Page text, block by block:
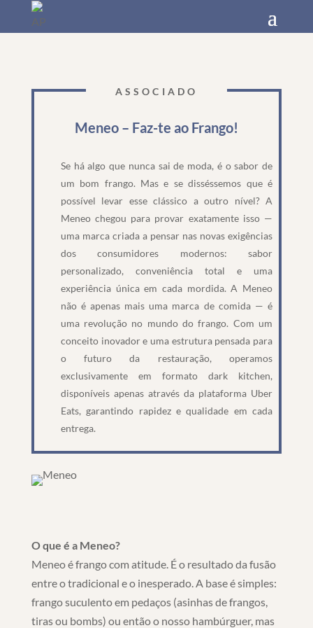
ASSOCIADO
Meneo – Faz-te ao Frango!
Se há algo que nunca sai de moda, é o sabor de
um bom frango. Mas e se disséssemos que é
possível levar esse clássico a outro nível? A
Meneo chegou para provar exatamente isso —
uma marca criada a pensar nas novas exigências
dos consumidores modernos: sabor
personalizado, conveniência total e uma
experiência única em cada mordida. A Meneo
não é apenas mais uma marca de comida — é
uma revolução no mundo do frango. Com um
conceito inovador e uma estrutura pensada para
o futuro da restauração, operamos
exclusivamente em formato dark kitchen,
disponíveis apenas através da plataforma Uber
Eats, garantindo rapidez e qualidade em cada
entrega.
O que é a Meneo?
Meneo é frango com atitude. É o resultado da fusão
entre o tradicional e o inesperado. A base é simples:
frango suculento em pedaços (asinhas de frangos,
tiras ou bombs) ou então o nosso hambúrguer, mas